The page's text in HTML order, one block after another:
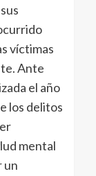
víctimas
Ante
el año
los delitos
mental
un